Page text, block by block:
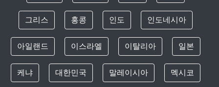
그리스 홍콩 인도 인도네시아
아일랜드 이스라엘 이탈리아 일본
케냐 대한민국 말레이시아 멕시코